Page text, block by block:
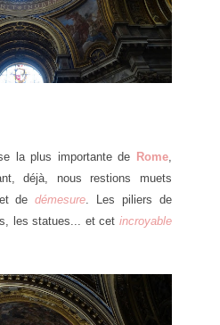
la plus importante de Rome,
déjà, nous restions muets
et dedémesure. Les piliers de
les statues... et cet incroyable